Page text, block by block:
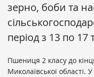
зерно, боби та
період з 13 по 17
Пшениця 2 класу до
Миколаївської області.